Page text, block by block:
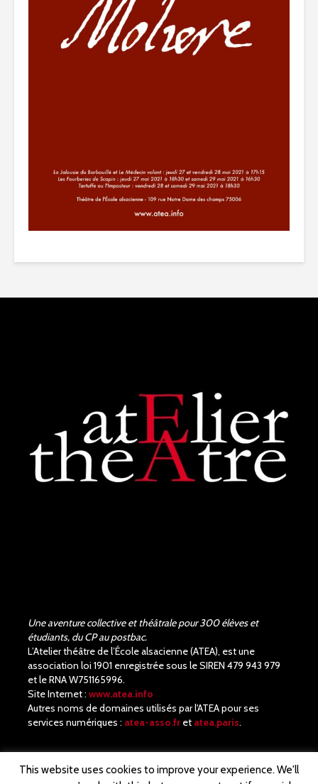
Une aventure collective et théâtrale pour 300 élèves et
étudiants, du CP au postbac.
L’Atelier théâtre de l’École alsacienne (ATEA), est une
association loi 1901 enregistrée sous le SIREN 479 943 979
et le RNA W751165996.
Site Internet : www.atea.info
Autres noms de domaines utilisés par l'ATEA pour ses
services numériques : atea-asso.fr et atea.paris.
This website uses cookies to improve your experience. We'll